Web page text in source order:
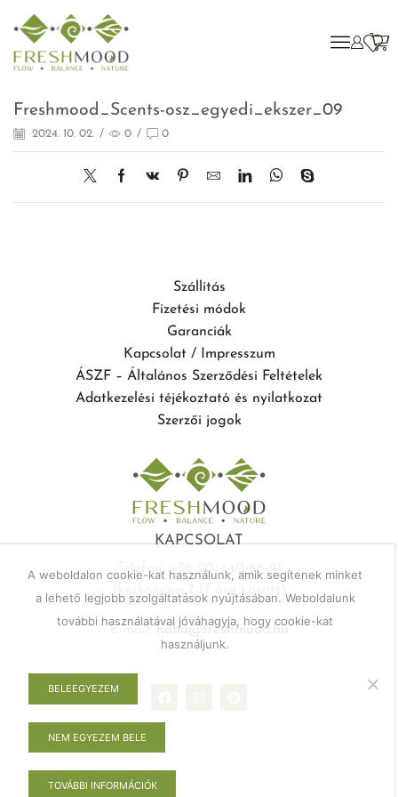
Freshmood_Scents-osz_egyedi_ekszer_09
2024. 10. 02. / 0 / 0
Szállítás
Fizetési módok
Garanciák
Kapcsolat / Impresszum
ÁSZF – Általános Szerződési Feltételek
Adatkezelési téjékoztató és nyilatkozat
Szerzői jogok
KAPCSOLAT
Telefon: +36 20/440-66-91
(hétköznap 7-17 óra között)
E-mail:haho@freshmood.hu
A weboldalon cookie-kat használunk, amik segítenek minket
a lehető legjobb szolgáltatások nyújtásában. Weboldalunk
további használatával jóváhagyja, hogy cookie-kat
használjunk.
BELEEGYEZEM
NEM EGYEZEM BELE
TOVÁBBI INFORMÁCIÓK